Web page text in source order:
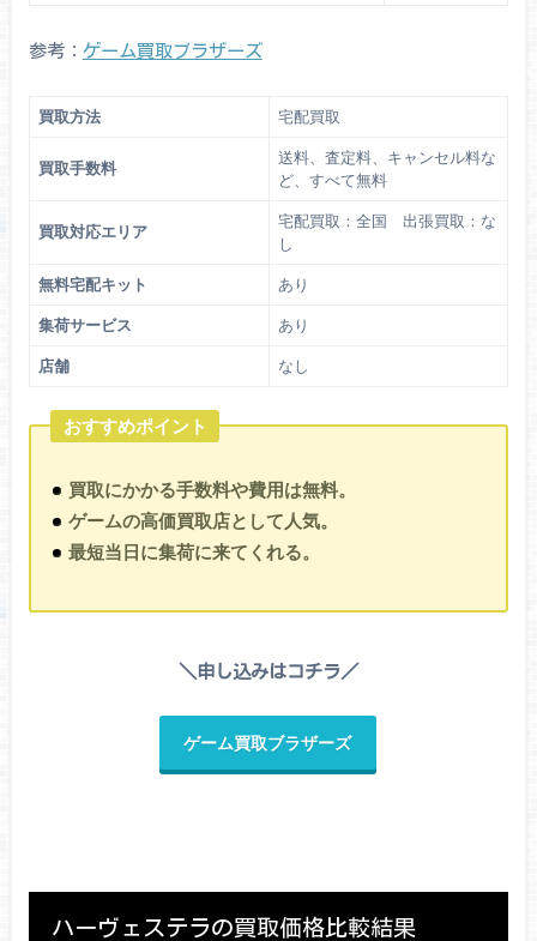
参考： ゲーム買取ブラザーズ
買取方法 宅配買取
買取手数料
送料、査定料、キャンセル料な
ど、すべて無料
買取対応エリア
宅配買取：全国 出張買取：な
し
無料宅配キット あり
集荷サービス あり
店舗 なし
おすすめポイント
買取にかかる手数料や費用は無料。
ゲームの高価買取店として人気。
最短当日に集荷に来てくれる。
＼申し込みはコチラ／
ゲーム買取ブラザーズ
ハーヴェステラの買取価格比較結果